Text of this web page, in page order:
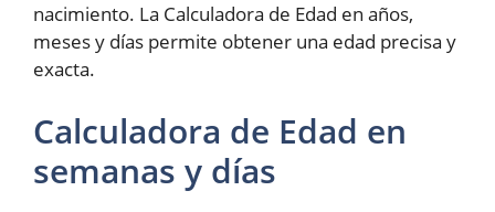
nacimiento. La Calculadora de Edad en años,
meses y días permite obtener una edad precisa y
exacta.
Calculadora de Edad en
semanas y días